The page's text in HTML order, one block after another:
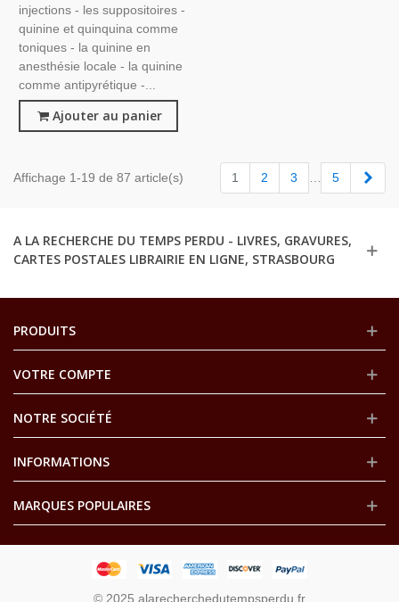
injections - les suppositoires -
quinine et quinquina comme
toniques - la quinine en
anesthésie locale - la quinine
comme antipyrétique -...
Ajouter au panier
Affichage 1-19 de 87 article(s) 1 2 3 … 5
A LA RECHERCHE DU TEMPS PERDU - LIVRES, GRAVURES,
CARTES POSTALES LIBRAIRIE EN LIGNE, STRASBOURG
PRODUITS
VOTRE COMPTE
NOTRE SOCIÉTÉ
INFORMATIONS
MARQUES POPULAIRES
© 2025 alarecherchedutempsperdu.fr